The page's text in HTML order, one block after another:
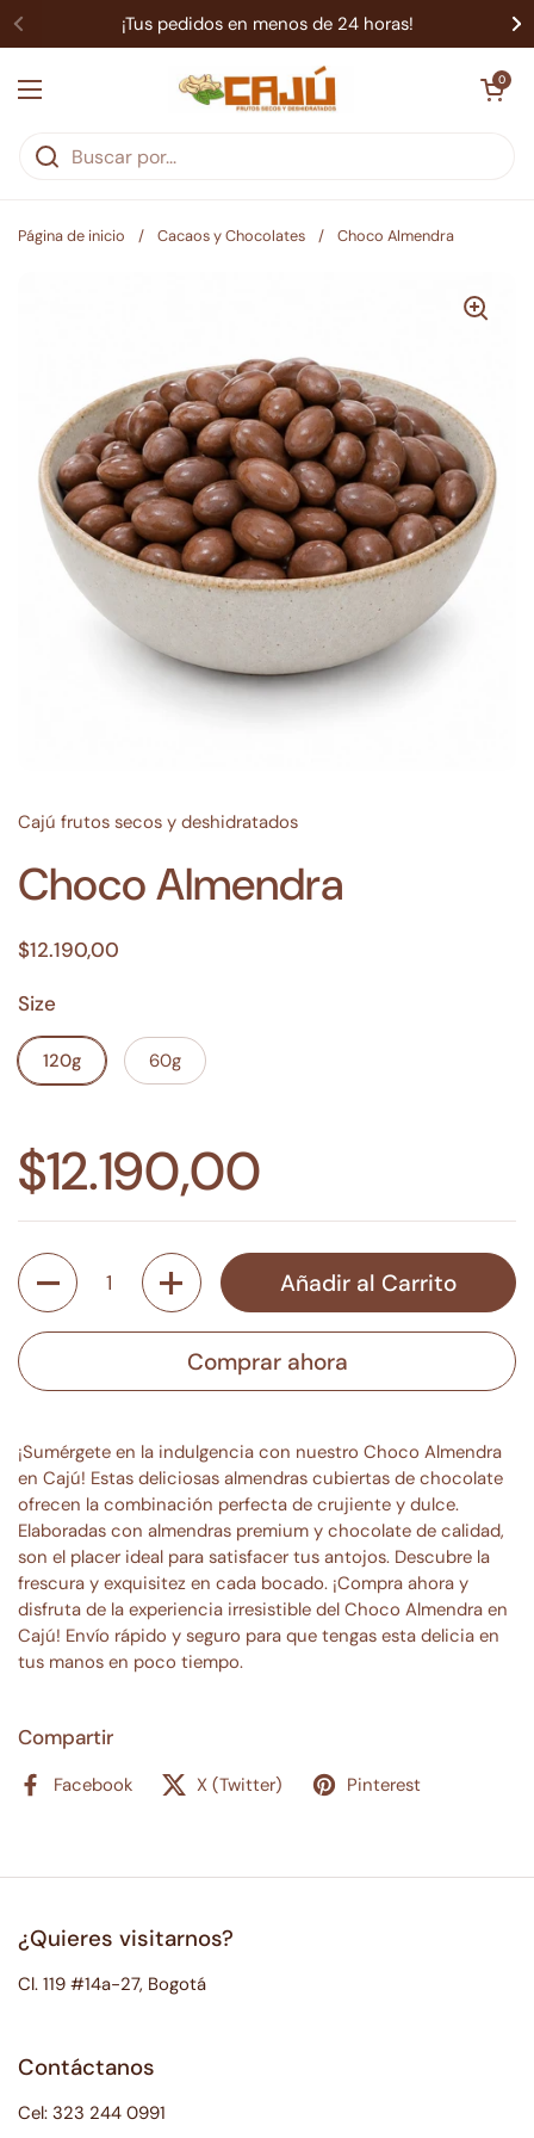
Ir al contenido ¡Tus pedidos en menos de 24 horas!
Abrir menú
Abrir carrito
0
Página de inicio / Cacaos y Chocolates / Choco Almendra
Cajú frutos secos y deshidratados
Choco Almendra
$12.190,00
Size
120g 60g
$12.190,00
Cantidad
Añadir al Carrito
Comprar ahora
¡Sumérgete en la indulgencia con nuestro Choco Almendra
en Cajú! Estas deliciosas almendras cubiertas de chocolate
ofrecen la combinación perfecta de crujiente y dulce.
Elaboradas con almendras premium y chocolate de calidad,
son el placer ideal para satisfacer tus antojos. Descubre la
frescura y exquisitez en cada bocado. ¡Compra ahora y
disfruta de la experiencia irresistible del Choco Almendra en
Cajú! Envío rápido y seguro para que tengas esta delicia en
tus manos en poco tiempo.
Compartir
Facebook X (Twitter) Pinterest
¿Quieres visitarnos?
Cl. 119 #14a-27, Bogotá
Contáctanos
Cel: 323 244 0991